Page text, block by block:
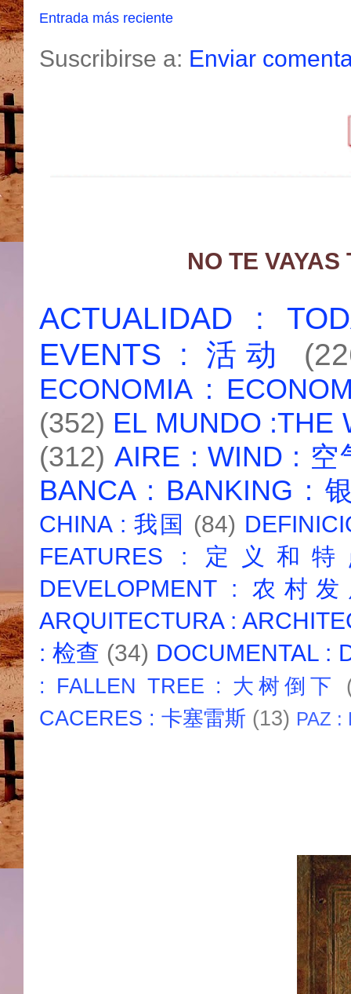
Entrada más reciente
Suscribirse a: Enviar
NO TE
ACTUALIDAD :
EVENTS : 活动
ECONOMIA :
(352) EL MUNDO :THE
(312) AIRE : WIND : 空
BANCA : BANKING :
CHINA : 我国 (84)
FEATURES : 定义和
DEVELOPMENT : 农村
ARQUITECTURA :
: 检查 (34) DOCUMENTAL :
: FALLEN TREE : 大树倒下
CACERES : 卡塞雷斯 (13) PAZ :